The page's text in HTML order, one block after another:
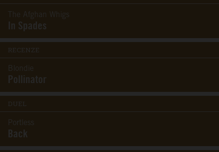
The Afghan Whigs
In Spades
RECENZE
Blondie
Pollinator
DUEL
Portless
Back